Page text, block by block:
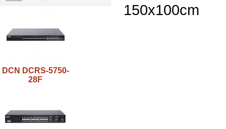
DCN DCRS-5750-
28F
150x100cm